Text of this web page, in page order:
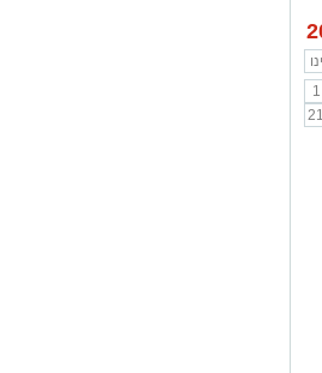
ינו
1
21